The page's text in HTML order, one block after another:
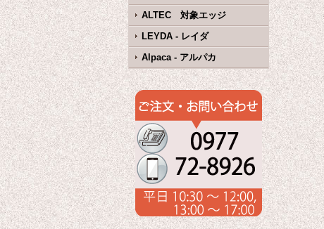
ALTEC 対象エッジ
LEYDA - レイダ
Alpaca - アルパカ